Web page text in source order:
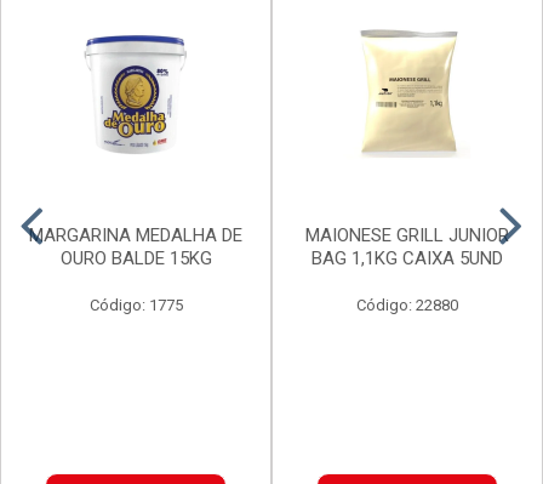
MARGARINA MEDALHA DE
OURO BALDE 15KG
Código: 1775
MAIONESE GRILL JUNIOR
BAG 1,1KG CAIXA 5UND
Código: 22880